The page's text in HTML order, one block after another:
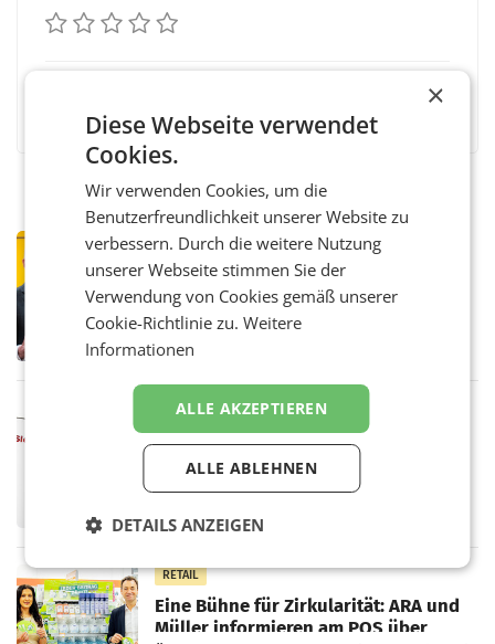
PRIMENEWS
Österreichische Post: Umsatzplus im
ersten Halbjahr trotz schwachem
Briefgeschäft
WIEN Die Österreichische Post AG hat im
von 1.544,0 Mio. EUR erwirtschaftet, was
MARKETING & MEDIA
ProSiebenSat.1 spart und macht
überraschend viel Gewinn
UNTERFÖHRING/MAILAND/AMSTERDAM. Der
Fernsehkonzern ProSiebenSat.1 hat im
Frühjahr dank Kostensenkungen operativ
wieder Gewinn gemacht und die
RETAIL
Eine Bühne für Zirkularität: ARA und
Müller informieren am POS über
×
Diese Webseite verwendet
Cookies.
Wir verwenden Cookies, um die
Benutzerfreundlichkeit unserer Website zu
verbessern. Durch die weitere Nutzung
unserer Webseite stimmen Sie der
Verwendung von Cookies gemäß unserer
Cookie-Richtlinie zu.Weitere
Informationen
ALLE AKZEPTIEREN
ALLE ABLEHNEN
DETAILS ANZEIGEN